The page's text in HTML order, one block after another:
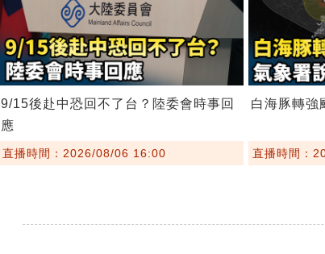
9/15後赴中恐回不了台？陸委會時事回
應
直播時間：2026/08/06 16:00
白海豚轉強
直播時間：